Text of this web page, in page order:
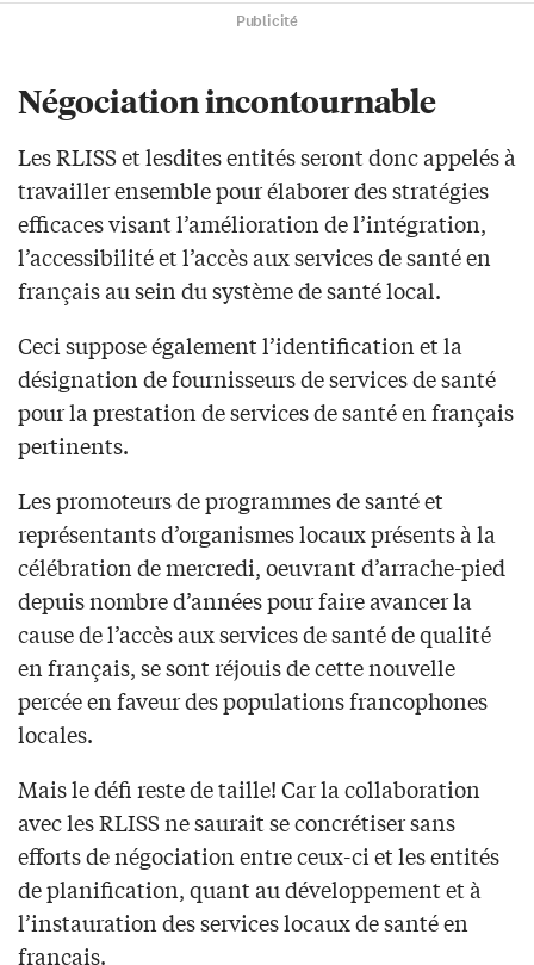
Publicité
Négociation incontournable
Les RLISS et lesdites entités seront donc appelés à
travailler ensemble pour élaborer des stratégies
efficaces visant l’amélioration de l’intégration,
l’accessibilité et l’accès aux services de santé en
français au sein du système de santé local.
Ceci suppose également l’identification et la
désignation de fournisseurs de services de santé
pour la prestation de services de santé en français
pertinents.
Les promoteurs de programmes de santé et
représentants d’organismes locaux présents à la
célébration de mercredi, oeuvrant d’arrache-pied
depuis nombre d’années pour faire avancer la
cause de l’accès aux services de santé de qualité
en français, se sont réjouis de cette nouvelle
percée en faveur des populations francophones
locales.
Mais le défi reste de taille! Car la collaboration
avec les RLISS ne saurait se concrétiser sans
efforts de négociation entre ceux-ci et les entités
de planification, quant au développement et à
l’instauration des services locaux de santé en
français.